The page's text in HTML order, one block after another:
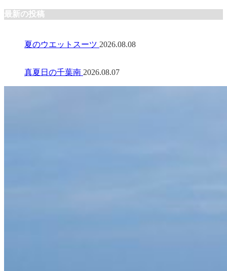
最新の投稿
夏のウエットスーツ 2026.08.08
真夏日の千葉南 2026.08.07